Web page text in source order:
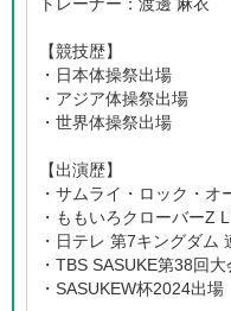
【競技歴】
・日本体操祭出場
・アジア体操祭出場
・世界体操祭出場
【出演歴】
・サムライ・ロック・
・ももいろクローバーZ
・日テレ 第7キングダム
・TBS SASUKE第38回
・SASUKEW杯2024出場